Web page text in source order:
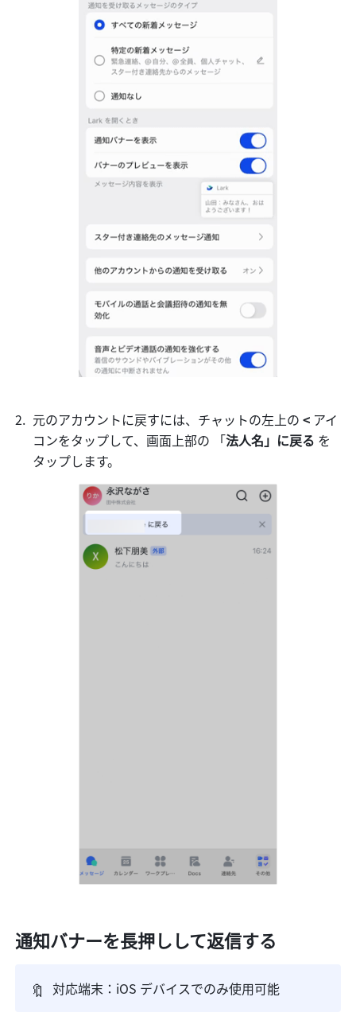
元のアカウントに戻すには、チャットの左上の < アイ
コンをタップして、画面上部の 「法人名」に戻る を
タップします。
通知バナーを長押しして返信する
🔖 対応端末：iOS デバイスでのみ使用可能